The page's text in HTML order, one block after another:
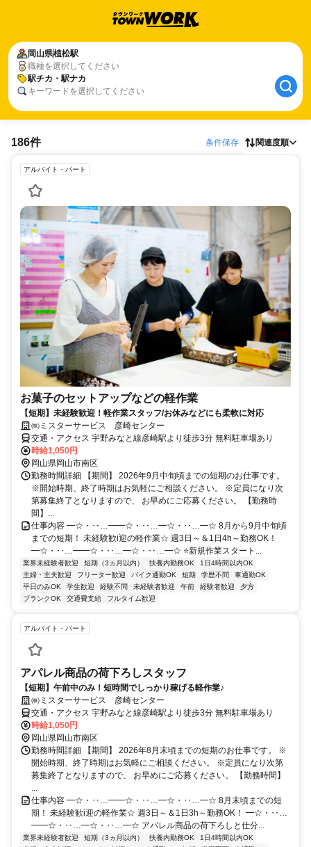
岡山県植松駅
職種を選択してください
駅チカ・駅ナカ
キーワードを選択してください
186件 条件保存 関連度順
アルバイト・パート
お菓子のセットアップなどの軽作業
【短期】未経験歓迎！軽作業スタッフ/お休みなどにも柔軟に対応
㈱ミスターサービス 彦崎センター
交通・アクセス 宇野みなと線彦崎駅より徒歩3分 無料駐車場あり
時給1,050円
岡山県岡山市南区
勤務時間詳細 【期間】 2026年9月中旬頃までの短期のお仕事です。
※開始時期、終了時期はお気軽にご相談ください。 ※定員になり次
第募集終了となりますので、 お早めにご応募ください。 【勤務時
間】...
仕事内容 ━☆・‥…━━☆・‥…━☆・‥…━☆ 8月から9月中旬頃
までの短期！ 未経験歓i迎の軽作業☆ 週3日～＆1日4h～勤務OK！
━☆・‥…━━☆・‥…━☆・‥…━☆ ⭐新規作業スタート...
業界未経験者歓迎 短期（3ヵ月以内） 扶養内勤務OK
1日4時間以内OK
主婦・主夫歓迎
フリーター歓迎 バイク通勤OK 短期 学歴不問
車通勤OK
平日のみOK
学生歓迎 経験不問 未経験者歓迎 午前 経験者歓迎
夕方
ブランクOK
交通費支給 フルタイム歓迎
アルバイト・パート
アパレル商品の荷下ろしスタッフ
【短期】午前中のみ！短時間でしっかり稼げる軽作業♪
㈱ミスターサービス 彦崎センター
交通・アクセス 宇野みなと線彦崎駅より徒歩3分 無料駐車場あり
時給1,050円
岡山県岡山市南区
勤務時間詳細 【期間】 2026年8月末頃までの短期のお仕事です。 ※
開始時期、終了時期はお気軽にご相談ください。 ※定員になり次第
募集終了となりますので、 お早めにご応募ください。 【勤務時間】
...
仕事内容 ━☆・‥…━━☆・‥…━☆・‥…━☆ 8月末頃までの短
期！ 未経験歓i迎の軽作業☆ 週3日～＆1日3h～勤務OK！ ━☆・‥…
━━☆・‥…━☆・‥…━☆ アパレル商品の荷下ろしと仕分...
業界未経験者歓迎 短期（3ヵ月以内） 扶養内勤務OK
1日4時間以内OK